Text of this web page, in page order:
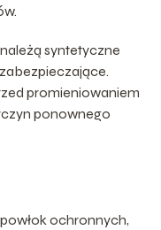
syntetyczne
promieniowaniem
ponownego
ochronnych,